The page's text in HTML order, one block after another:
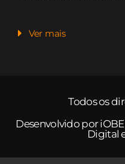
Ver mais
Todos os
Desenvolvido por
Digital